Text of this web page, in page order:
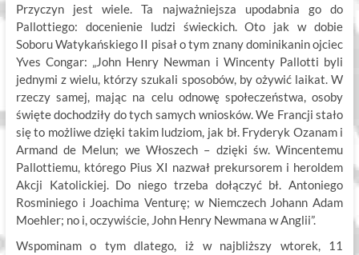
Przyczyn jest wiele. Ta najważniejsza upodabnia go do
Pallottiego: docenienie ludzi świeckich. Oto jak w dobie
Soboru Watykańskiego II pisał o tym znany dominikanin ojciec
Yves Congar: „John Henry Newman i Wincenty Pallotti byli
jednymi z wielu, którzy szukali sposobów, by ożywić laikat. W
rzeczy samej, mając na celu odnowę społeczeństwa, osoby
święte dochodziły do tych samych wniosków. We Francji stało
się to możliwe dzięki takim ludziom, jak bł. Fryderyk Ozanam i
Armand de Melun; we Włoszech – dzięki św. Wincentemu
Pallottiemu, którego Pius XI nazwał prekursorem i heroldem
Akcji Katolickiej. Do niego trzeba dołączyć bł. Antoniego
Rosminiego i Joachima Venturę; w Niemczech Johann Adam
Moehler; no i, oczywiście, John Henry Newmana w Anglii”.
Wspominam o tym dlatego, iż w najbliższy wtorek, 11